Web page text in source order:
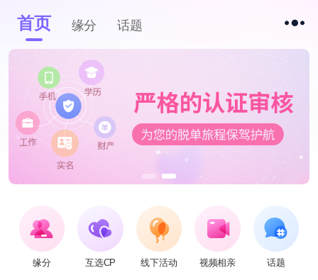
首页 缘分 话题
缘分 互选CP 线下活动 视频相亲 话题